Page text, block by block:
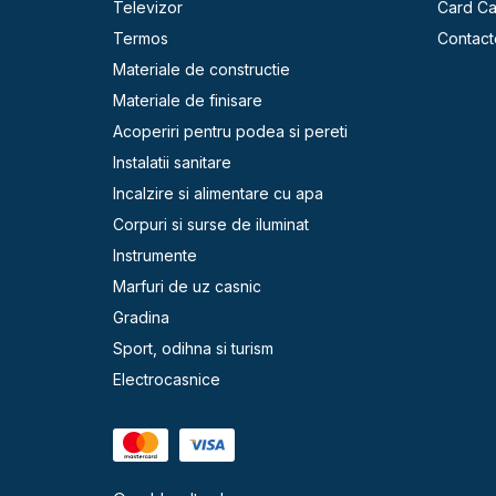
Televizor
Termos
Materiale de constructie
Materiale de finisare
Acoperiri pentru podea si pereti
Instalatii sanitare
Incalzire si alimentare cu apa
Corpuri si surse de iluminat
Instrumente
Marfuri de uz casnic
Gradina
Sport, odihna si turism
Electrocasnice
Card